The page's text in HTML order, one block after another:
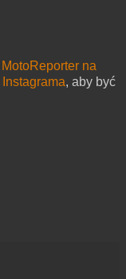
MotoReporter na
Instagrama, aby być